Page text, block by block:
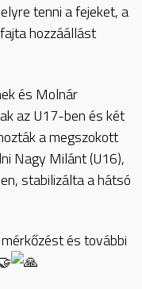
tenni a fejeket, a
hozzáállást
és Molnár
az U17-ben és két
a megszokott
Nagy Milánt (U16),
stabilizálta a hátsó
és további